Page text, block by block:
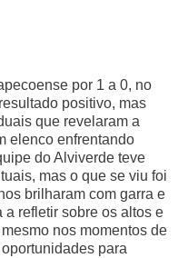
por 1 a 0, no
positivo, mas
que revelaram a
elenco enfrentando
do Alviverde teve
mas o que se viu foi
brilharam com garra e
refletir sobre os altos e
nos momentos de
para